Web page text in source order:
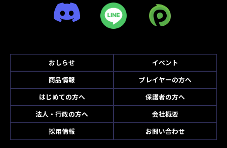
おしらせ
イベント
商品情報
プレイヤーの方へ
はじめての方へ
保護者の方へ
法人・行政の方へ
会社概要
採用情報
お問い合わせ